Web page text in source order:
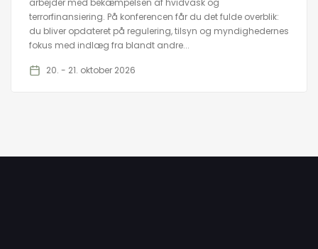
arbejder med bekæmpelsen af hvidvask og
terrorfinansiering. På konferencen får du det fulde overblik:
du bliver opdateret på regulering, tilsyn og myndighedernes
fokus med indlæg fra blandt andre...
20. - 21. oktober 2026